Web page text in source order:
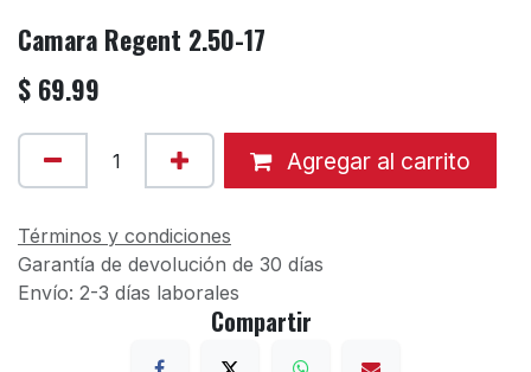
Camara Regent 2.50-17
$ 69.99
Agregar al carrito
Términos y condiciones
Garantía de devolución de 30 días
Envío: 2-3 días laborales
Compartir